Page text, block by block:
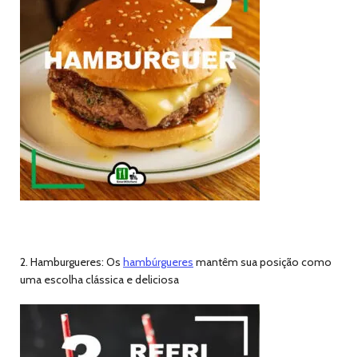
2. Hamburgueres: Os hambúrgueres mantêm sua posição como
uma escolha clássica e deliciosa